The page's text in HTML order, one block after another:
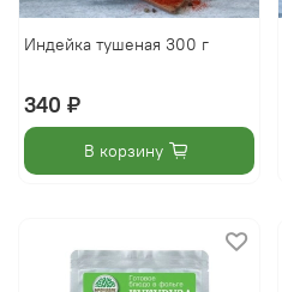
Индейка тушеная 300 г
340 ₽
В корзину